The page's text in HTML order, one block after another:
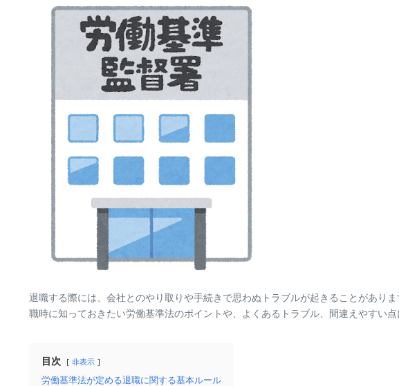
退職する際には、会社とのやり取りや手続きで思わぬトラブルが起きることがあり
職時に知っておきたい労働基準法のポイントや、よくあるトラブル、間違えやすい点
目次 非表示
労働基準法が定める退職に関する基本ルール